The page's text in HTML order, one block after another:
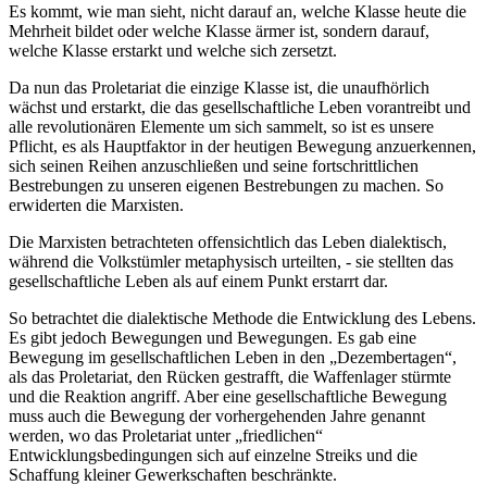
Es kommt, wie man sieht, nicht darauf an, welche Klasse heute die
Mehrheit bildet oder welche Klasse ärmer ist, sondern darauf,
welche Klasse erstarkt und welche sich zersetzt.
Da nun das Proletariat die einzige Klasse ist, die unaufhörlich
wächst und erstarkt, die das gesellschaftliche Leben vorantreibt und
alle revolutionären Elemente um sich sammelt, so ist es unsere
Pflicht, es als Hauptfaktor in der heutigen Bewegung anzuerkennen,
sich seinen Reihen anzuschließen und seine fortschrittlichen
Bestrebungen zu unseren eigenen Bestrebungen zu machen. So
erwiderten die Marxisten.
Die Marxisten betrachteten offensichtlich das Leben dialektisch,
während die Volkstümler metaphysisch urteilten, - sie stellten das
gesellschaftliche Leben als auf einem Punkt erstarrt dar.
So betrachtet die dialektische Methode die Entwicklung des Lebens.
Es gibt jedoch Bewegungen und Bewegungen. Es gab eine
Bewegung im gesellschaftlichen Leben in den „Dezembertagen“,
als das Proletariat, den Rücken gestrafft, die Waffenlager stürmte
und die Reaktion angriff. Aber eine gesellschaftliche Bewegung
muss auch die Bewegung der vorhergehenden Jahre genannt
werden, wo das Proletariat unter „friedlichen“
Entwicklungsbedingungen sich auf einzelne Streiks und die
Schaffung kleiner Gewerkschaften beschränkte.